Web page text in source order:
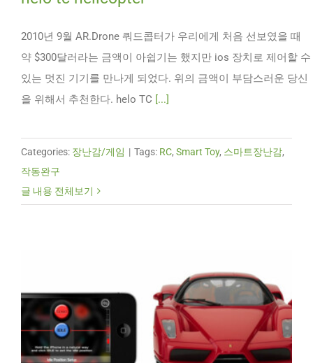
2010년 9월 AR.Drone 쿼드콥터가 우리에게 처음 선보였을 때
약 $300달러라는 금액이 아쉽기는 했지만 ios 장치로 제어할 수
있는 멋진 기기를 만나게 되었다. 위의 금액이 부담스러운 당신
을 위해서 추천한다. helo TC [...]
Categories: 장난감/게임 | Tags: RC, Smart Toy, 스마트장난감,
작동완구
글 내용 전체보기